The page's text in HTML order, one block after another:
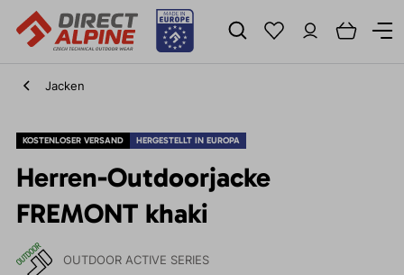
Jacken
KOSTENLOSER VERSAND HERGESTELLT IN EUROPA
Herren-Outdoorjacke
FREMONT khaki
OUTDOOR ACTIVE SERIES